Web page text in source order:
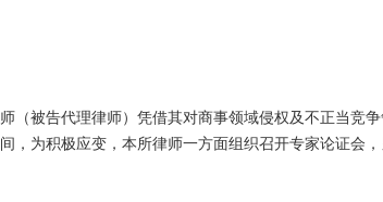
（被告代理律师）凭借其对商事领域侵权及不正当竞
，为积极应变，本所律师一方面组织召开专家论证会